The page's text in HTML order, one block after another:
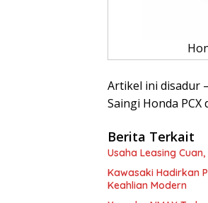
Artikel ini disadur
Saingi Honda PCX
Berita Terkait
Usaha Leasing
Kawasaki Hadirkan
Keahlian Modern